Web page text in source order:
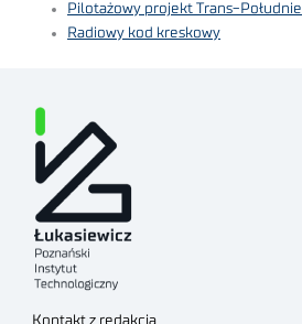
Pilotażowy projekt Trans-Południe
Radiowy kod kreskowy
Kontakt z redakcją